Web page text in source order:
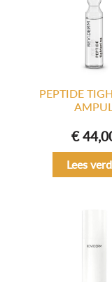
PEPTIDE
AMPUL
€
Lees